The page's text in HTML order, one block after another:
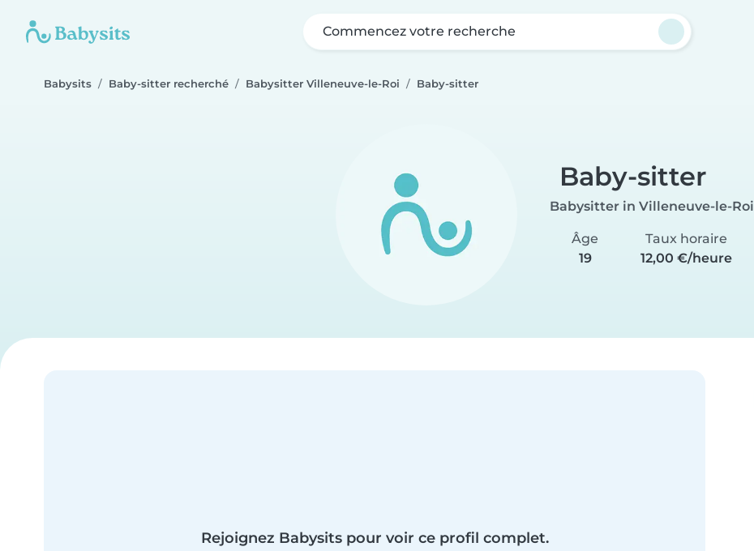
Commencez votre recherche
Babysits Baby-sitter recherché Babysitter Villeneuve-le-Roi Baby-sitter
Baby-sitter
Babysitter in Villeneuve-le-Roi
Âge
19
Taux horaire
12,00 €/heure
Rejoignez Babysits pour voir ce profil complet.